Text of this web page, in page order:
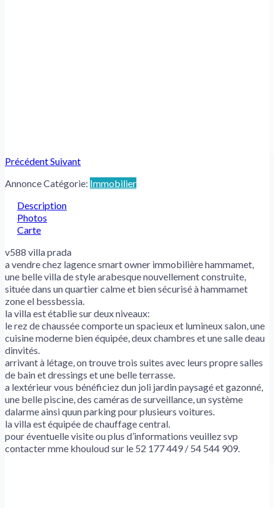
PrécédentSuivant
Annonce Catégorie: Immobilier
Description
Photos
Carte
v588 villa prada
a vendre chez lagence smart owner immobilière hammamet,
une belle villa de style arabesque nouvellement construite,
située dans un quartier calme et bien sécurisé à hammamet
zone el bessbessia.
la villa est établie sur deux niveaux:
le rez de chaussée comporte un spacieux et lumineux salon, une
cuisine moderne bien équipée, deux chambres et une salle deau
dinvités.
arrivant à létage, on trouve trois suites avec leurs propre salles
de bain et dressings et une belle terrasse.
a lextérieur vous bénéficiez dun joli jardin paysagé et gazonné,
une belle piscine, des caméras de surveillance, un système
dalarme ainsi quun parking pour plusieurs voitures.
la villa est équipée de chauffage central.
pour éventuelle visite ou plus d’informations veuillez svp
contacter mme khouloud sur le 52 177 449 / 54 544 909.